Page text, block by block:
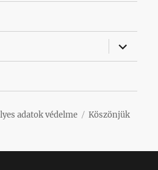
almenü
adatok védelme
Köszönjük